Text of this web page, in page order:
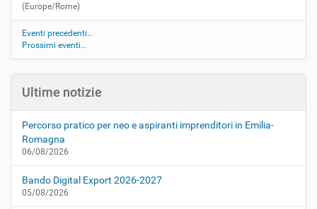
(Europe/Rome)
Eventi precedenti…
Prossimi eventi…
Ultime notizie
Percorso pratico per neo e aspiranti imprenditori in Emilia-
Romagna
06/08/2026
Bando Digital Export 2026-2027
05/08/2026